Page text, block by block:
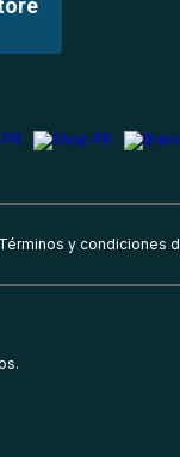
Términos y condiciones